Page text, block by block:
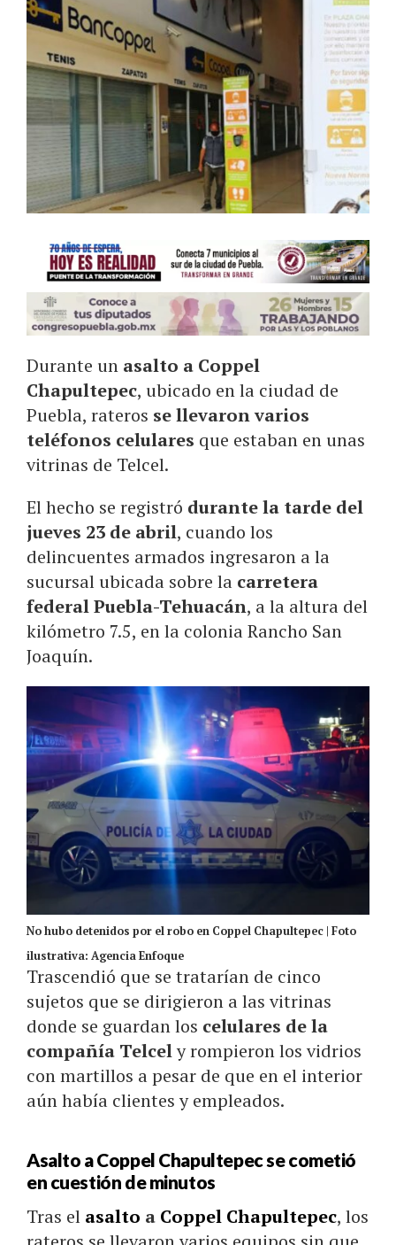
Durante un asalto a Coppel
Chapultepec, ubicado en la ciudad de
Puebla, rateros se llevaron varios
teléfonos celulares que estaban en unas
vitrinas de Telcel.
El hecho se registró durante la tarde del
jueves 23 de abril, cuando los
delincuentes armados ingresaron a la
sucursal ubicada sobre la carretera
federal Puebla-Tehuacán, a la altura del
kilómetro 7.5, en la colonia Rancho San
Joaquín.
No hubo detenidos por el robo en Coppel Chapultepec | Foto
ilustrativa: Agencia Enfoque
Trascendió que se tratarían de cinco
sujetos que se dirigieron a las vitrinas
donde se guardan los celulares de la
compañía Telcely rompieron los vidrios
con martillos a pesar de que en el interior
aún había clientes y empleados.
Asalto a Coppel Chapultepec se cometió
en cuestión de minutos
Tras el asalto a Coppel Chapultepec, los